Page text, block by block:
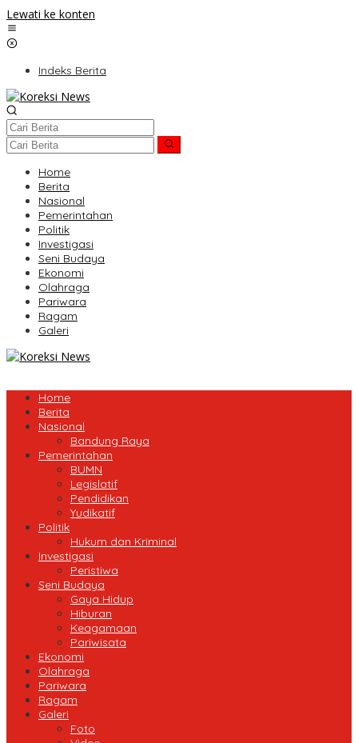
Lewati ke konten
Indeks Berita
Home
Berita
Nasional
Pemerintahan
Politik
Investigasi
Seni Budaya
Ekonomi
Olahraga
Pariwara
Ragam
Galeri
Home
Berita
Nasional
Bandung Raya
Pemerintahan
BUMN
Legislatif
Pendidikan
Yudikatif
Politik
Hukum dan Kriminal
Investigasi
Peristiwa
Seni Budaya
Gaya Hidup
Hiburan
Keagamaan
Pariwisata
Ekonomi
Olahraga
Pariwara
Ragam
Galeri
Foto